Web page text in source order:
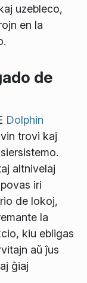
uzebleco,
en la
de
Dolphin
trovi kaj
altnivelaj
iri
de lokoj,
la
kiu ebligas
aŭ ĵus
ĝiaj